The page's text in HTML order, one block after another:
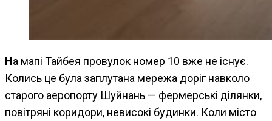
На мапі Тайбея провулок номер 10 вже не існує.
Колись це була заплутана мережа доріг навколо
старого аеропорту Шуйнань — фермерські ділянки,
повітряні коридори, невисокі будинки. Коли місто